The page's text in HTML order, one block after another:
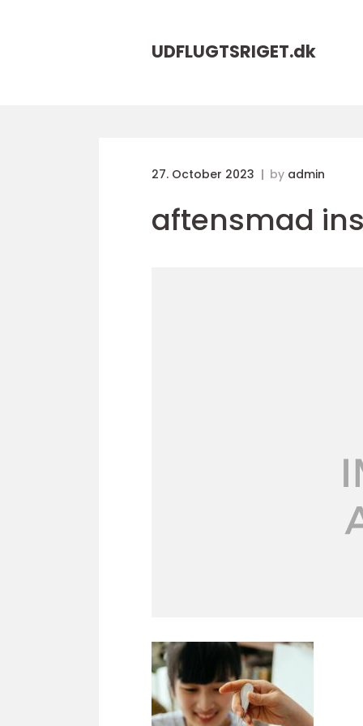
UDFLUGTSRIGET.dk
27. October 2023 by admin
aftensmad